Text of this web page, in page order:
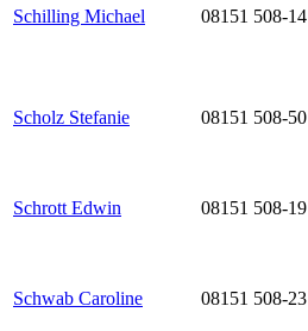
Schilling Michael 08151 508-14
Scholz Stefanie 08151 508-50
Schrott Edwin 08151 508-19
Schwab Caroline 08151 508-23